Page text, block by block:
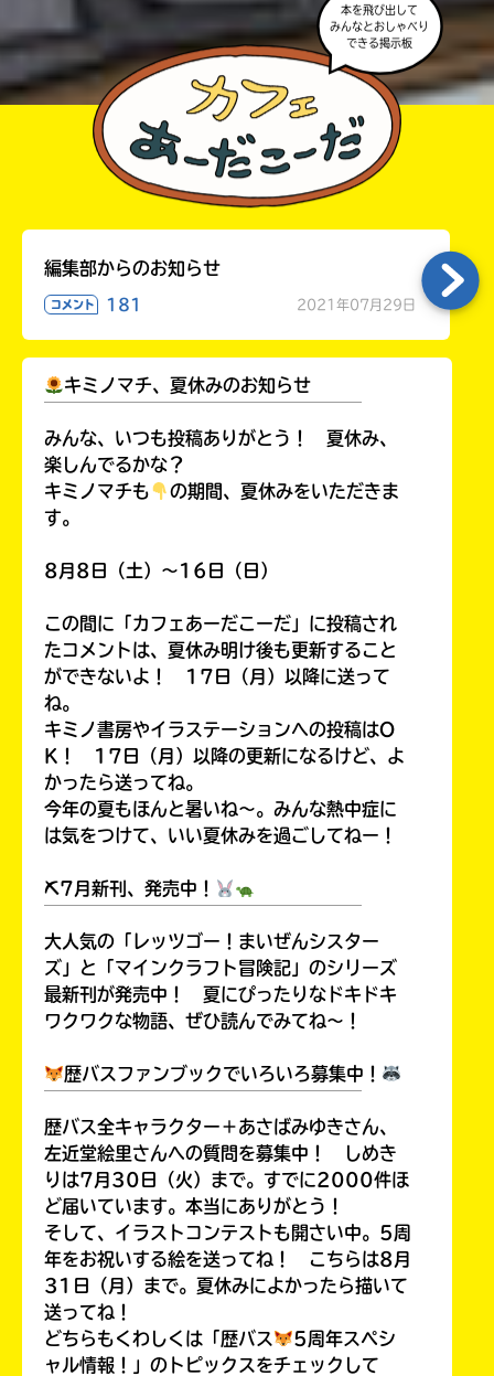
Loading...
みんなとおしゃべり
できる掲示板
編集部からのお知らせ
コメント 181 2021年07月29日
キミノマチ、夏休みのお知らせ
みんな、いつも投稿ありがとう！ 夏休み、
楽しんでるかな？
キミノマチも
の期間、夏休みをいただきま
す。
8月8日（土）～16日（日）
この間に「カフェあーだこーだ」に投稿され
たコメントは、夏休み明け後も更新すること
ができないよ！ 17日（月）以降に送って
ね。
キミノ書房やイラステーションへの投稿はO
K！ 17日（月）以降の更新になるけど、よ
かったら送ってね。
今年の夏もほんと暑いね～。みんな熱中症に
は気をつけて、いい夏休みを過ごしてねー！
⛏7月新刊、発売中！
大人気の「レッツゴー！まいぜんシスター
ズ」と「マインクラフト冒険記」のシリーズ
最新刊が発売中！ 夏にぴったりなドキドキ
ワクワクな物語、ぜひ読んでみてね～！
歴バスファンブックでいろいろ募集中！
歴バス全キャラクター＋あさばみゆきさん、
左近堂絵里さんへの質問を募集中！ しめき
りは7月30日（火）まで。すでに2000件ほ
ど届いています。本当にありがとう！
そして、イラストコンテストも開さい中。5周
年をお祝いする絵を送ってね！ こちらは8月
31日（月）まで。夏休みによかったら描いて
送ってね！
どちらもくわしくは「歴バス
5周年スペシ
ャル情報！」のトピックスをチェックして
に
直
移
き
す。
ッ
ト
書
に
き
ネ
ッ
ト
書
の
検
機
能
を
用
く
だ
さ
い。
kodo-
mall
Amazon
ブ
ッ
ン
ｄ
ッ
ク
ブ
ッ
ク
パ
BookLive!
honto
い
え
入
力
容
エ
の
で、
も
一
度
認
し
て
ね
戻
る